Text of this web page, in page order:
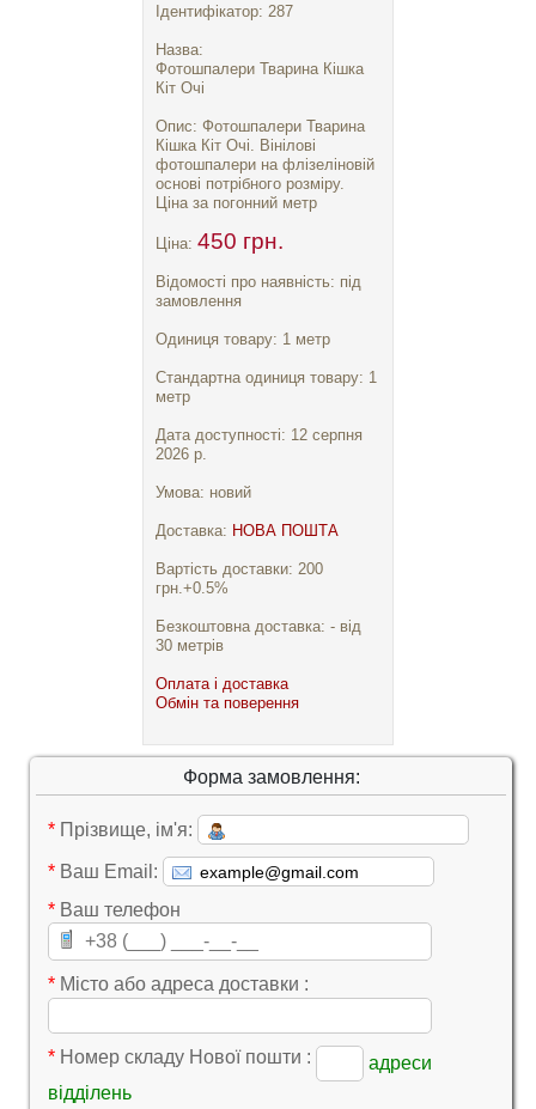
Ідентифікатор: 287
Назва:
Фотошпалери Тварина Кішка
Кіт Очі
Опис: Фотошпалери Тварина
Кішка Кіт Очі. Вінілові
фотошпалери на флізеліновій
основі потрібного розміру.
Ціна за погонний метр
Ціна: 450 грн.
Відомості про наявність: під
замовлення
Одиниця товару: 1 метр
Стандартна одиниця товару: 1
метр
Дата доступності: 12 серпня
2026 р.
Умова: новий
Доставка: НОВА ПОШТА
Вартість доставки: 200
грн.+0.5%
Безкоштовна доставка: - від
30 метрів
Оплата і доставка
Обмін та поверення
Форма замовлення:
* Прізвище, ім'я:
* Ваш Email:
* Ваш телефон
* Місто або адреса доставки :
* Номер складу Нової пошти :
адреси
відділень